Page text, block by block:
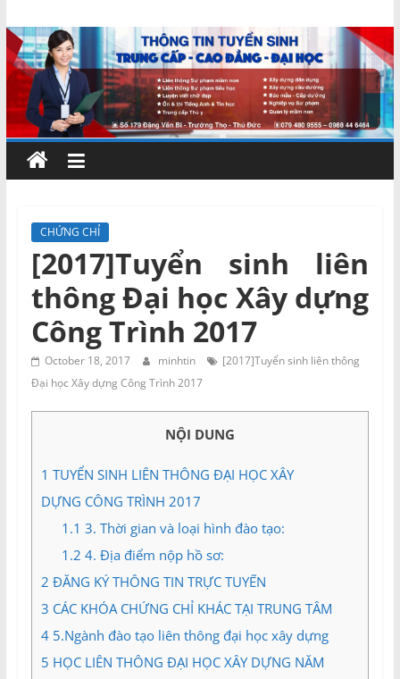
to
content
Chứng
chỉ
ngắn
hạn
–
MIENNAM
Education
Đào
tạo
Miền
CHỨNG CHỈ
[2017]Tuyển sinh liên
thông Đại học Xây dựng
Công Trình 2017
October 18, 2017 minhtin
[2017]Tuyển sinh liên thông
Đại học Xây dựng Công Trình 2017
NỘI DUNG
1 TUYỂN SINH LIÊN THÔNG ĐẠI HỌC XÂY
DỰNG CÔNG TRÌNH 2017
1.1 3. Thời gian và loại hình đào tạo:
1.2 4. Địa điểm nộp hồ sơ:
2 ĐĂNG KÝ THÔNG TIN TRỰC TUYẾN
3 CÁC KHÓA CHỨNG CHỈ KHÁC TẠI TRUNG TÂM
45.Ngành đào tạo liên thông đại học xây dựng
5 HỌC LIÊN THÔNG ĐẠI HỌC XÂY DỰNG NĂM